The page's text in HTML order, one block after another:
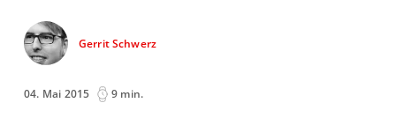
Gerrit Schwerz
04. Mai 2015 9 min.